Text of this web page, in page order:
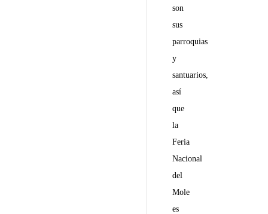
son
sus
parroquias
y
santuarios,
así
que
la
Feria
Nacional
del
Mole
es